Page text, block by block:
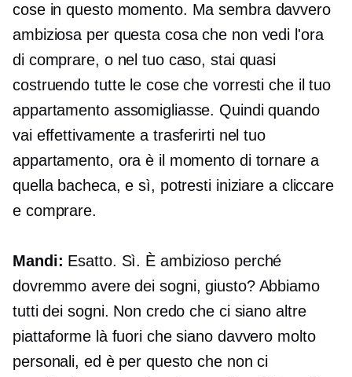
cose in questo momento. Ma sembra davvero
ambiziosa per questa cosa che non vedi l'ora
di comprare, o nel tuo caso, stai quasi
costruendo tutte le cose che vorresti che il tuo
appartamento assomigliasse. Quindi quando
vai effettivamente a trasferirti nel tuo
appartamento, ora è il momento di tornare a
quella bacheca, e sì, potresti iniziare a cliccare
e comprare.
Mandi: Esatto. Sì. È ambizioso perché
dovremmo avere dei sogni, giusto? Abbiamo
tutti dei sogni. Non credo che ci siano altre
piattaforme là fuori che siano davvero molto
personali, ed è per questo che non ci